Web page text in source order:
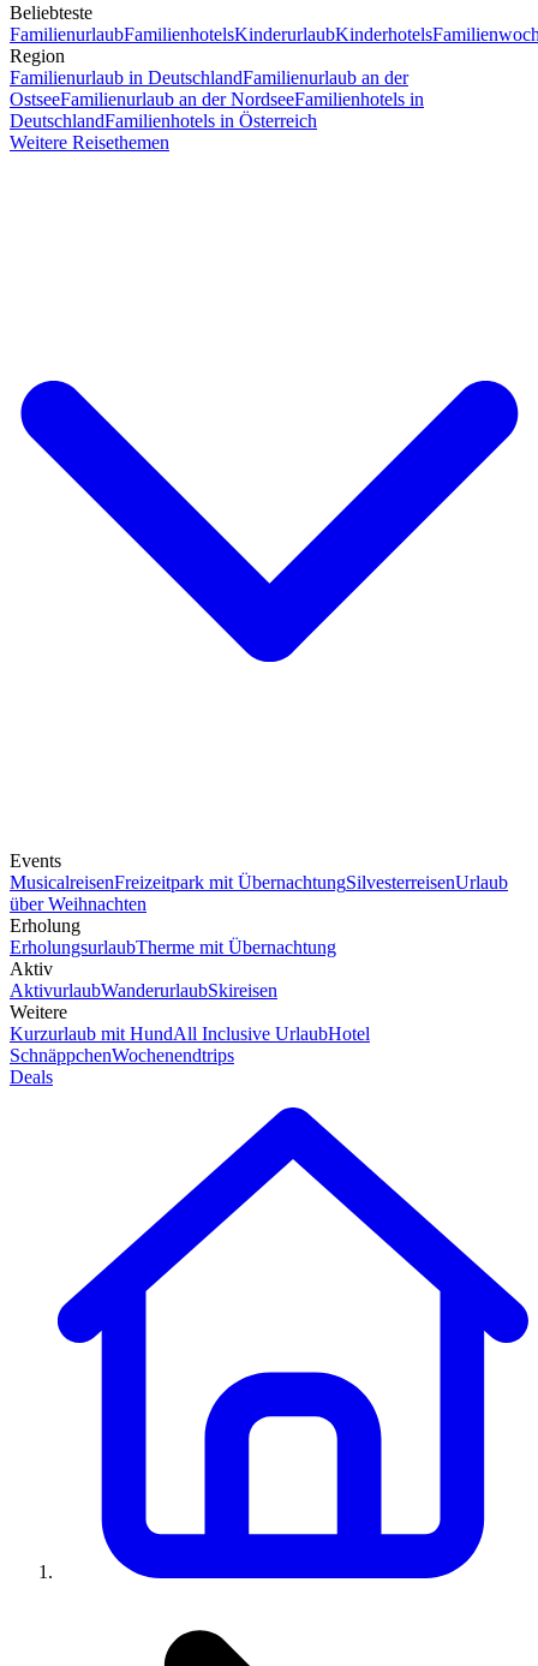
Beliebteste
FamilienurlaubFamilienhotelsKinderurlaubKinderhotels
Region
Familienurlaub in DeutschlandFamilienurlaub an der
OstseeFamilienurlaub an der NordseeFamilienhotels in
DeutschlandFamilienhotels in Österreich
Weitere Reisethemen
Events
MusicalreisenFreizeitpark mit ÜbernachtungSilvesterreisenUrlaub
über Weihnachten
Erholung
ErholungsurlaubTherme mit Übernachtung
Aktiv
AktivurlaubWanderurlaubSkireisen
Weitere
Kurzurlaub mit HundAll Inclusive UrlaubHotel
SchnäppchenWochenendtrips
Deals